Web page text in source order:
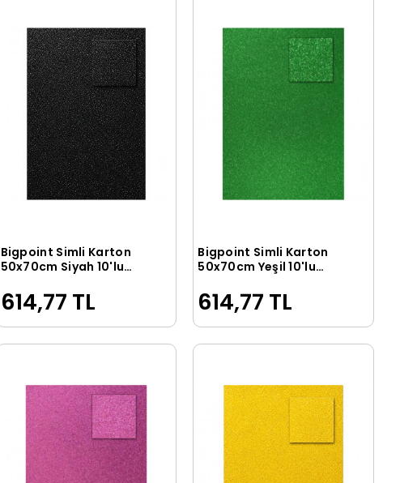
Sepete Ekle
Bigpoint Simli Karton
50x70cm Siyah 10'lu
614,77 TL
Sepete Ekle
Bigpoint Simli Karton
50x70cm Yeşil 10'lu
614,77 TL